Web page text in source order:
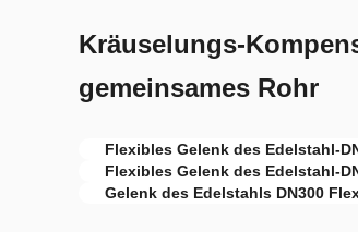
Kräuselungs-
gemeinsames Rohr
Flexibles Gelenk des Edelstahl-
Flexibles Gelenk des Edelstahl-
Gelenk des Edelstahls DN300